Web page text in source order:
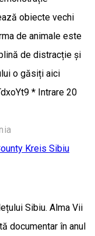
obiecte vechi
de animale este
de distracție și
o găsiți aici
* Intrare 20
Kreis Sibiu
Sibiu. Alma Vii
documentar în anul